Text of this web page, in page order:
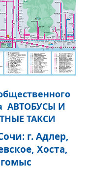
АВТОБУСЫ И
ТАКСИ
г. Адлер,
Хоста,